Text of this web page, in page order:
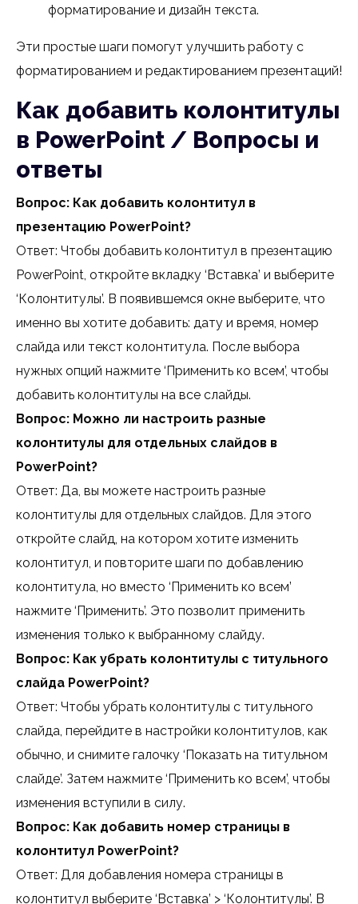
форматирование и дизайн текста.
Эти простые шаги помогут улучшить работу с
форматированием и редактированием презентаций!
Как добавить колонтитулы
в PowerPoint / Вопросы и
ответы
Вопрос: Как добавить колонтитул в
презентацию PowerPoint?
Ответ: Чтобы добавить колонтитул в презентацию
PowerPoint, откройте вкладку ‘Вставка’ и выберите
‘Колонтитулы’. В появившемся окне выберите, что
именно вы хотите добавить: дату и время, номер
слайда или текст колонтитула. После выбора
нужных опций нажмите ‘Применить ко всем’, чтобы
добавить колонтитулы на все слайды.
Вопрос: Можно ли настроить разные
колонтитулы для отдельных слайдов в
PowerPoint?
Ответ: Да, вы можете настроить разные
колонтитулы для отдельных слайдов. Для этого
откройте слайд, на котором хотите изменить
колонтитул, и повторите шаги по добавлению
колонтитула, но вместо ‘Применить ко всем’
нажмите ‘Применить’. Это позволит применить
изменения только к выбранному слайду.
Вопрос: Как убрать колонтитулы с титульного
слайда PowerPoint?
Ответ: Чтобы убрать колонтитулы с титульного
слайда, перейдите в настройки колонтитулов, как
обычно, и снимите галочку ‘Показать на титульном
слайде’. Затем нажмите ‘Применить ко всем’, чтобы
изменения вступили в силу.
Вопрос: Как добавить номер страницы в
колонтитул PowerPoint?
Ответ: Для добавления номера страницы в
колонтитул выберите ‘Вставка’ > ‘Колонтитулы’. В